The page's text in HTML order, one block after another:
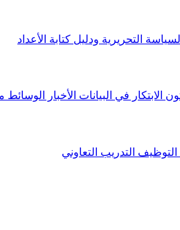
السياسة التحريرية ودليل كتابة الأعداد
الابتكار في البيانات الأخبار الوسائط
التوظيف التدريب التعاوني